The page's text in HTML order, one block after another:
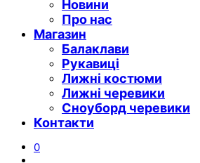
Новини
Про нас
Магазин
Балаклави
Рукавиці
Лижні костюми
Лижні черевики
Сноуборд черевики
Контакти
0